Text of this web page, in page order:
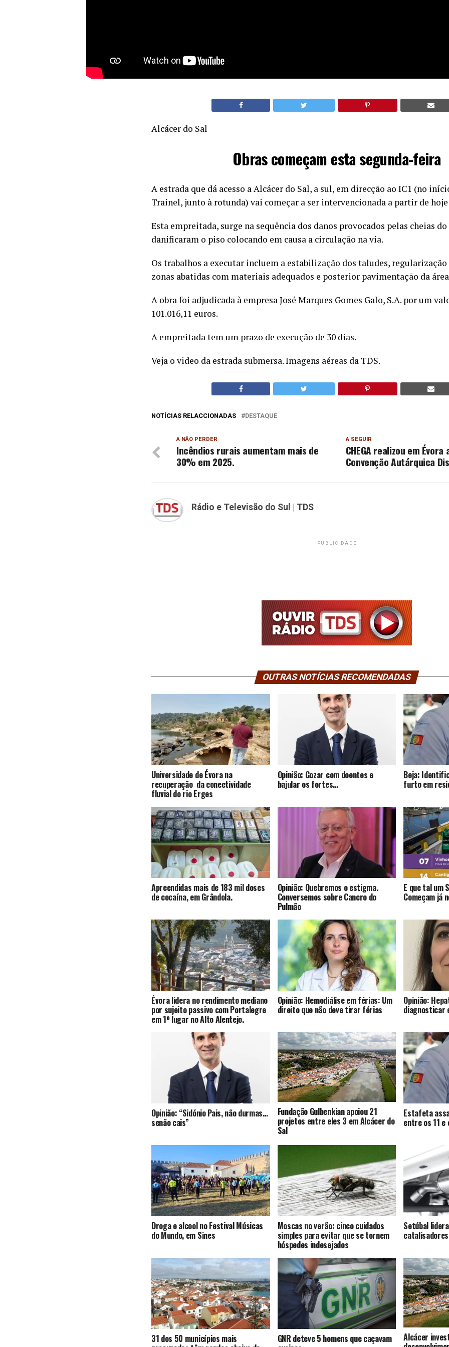
Alcácer do Sal
Obras começam esta segunda-feira
A estrada que dá acesso a Alcácer do Sal, a sul, em direcção ao IC1 (no
Trainel, junto à rotunda) vai começar a ser intervencionada a partir de
Esta empreitada, surge na sequência dos danos provocados pelas cheias
danificaram o piso colocando em causa a circulação na via.
Os trabalhos a executar incluem a estabilização dos taludes,
zonas abatidas com materiais adequados e posterior pavimentação da
A obra foi adjudicada à empresa José Marques Gomes Galo, S.A. por um
101.016,11 euros.
A empreitada tem um prazo de execução de 30 dias.
Veja o video da estrada submersa. Imagens aéreas da TDS.
NOTÍCIAS RELACCIONADAS DESTAQUE
A SEGUIR
CHEGA realizou em Évora
Convenção Autárquica
A NÃO PERDER
Incêndios rurais aumentam mais de
30% em 2025.
Rádio e Televisão do Sul | TDS
PUBLICIDADE
OUTRAS NOTÍCIAS RECOMENDADAS
Universidade de Évora na
recuperação da conectividade
fluvial do rio Erges
Opinião: Gozar com doentes e
bajular os fortes…
Beja:
furto em
Apreendidas mais de 183 mil doses
de cocaína, em Grândola.
Opinião: Quebremos o estigma.
Conversemos sobre Cancro do
Pulmão
E que tal um
Começam já
Évora lidera no rendimento mediano
por sujeito passivo com Portalegre
em 1º lugar no Alto Alentejo.
Opinião: Hemodiálise em férias: Um
direito que não deve tirar férias
Opinião:
diagnosticar
Opinião: “Sidónio Pais, não durmas…
senão cais”
Fundação Gulbenkian apoiou 21
projetos entre eles 3 em Alcácer do
Sal
Estafeta
entre os 11 e
Droga e alcool no Festival Músicas
do Mundo, em Sines
Moscas no verão: cinco cuidados
simples para evitar que se tornem
hóspedes indesejados
Setúbal
catalisadores
31 dos 50 municípios mais GNR deteve 5 homens que caçavam Alcácer